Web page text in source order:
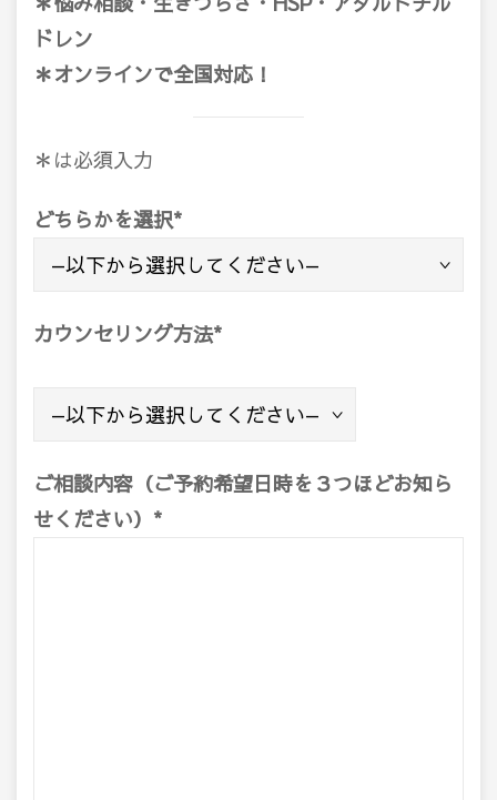
ドレン
＊オンラインで全国対応！
＊は必須入力
どちらかを選択*
カウンセリング方法*
ご相談内容（ご予約希望日時を３つほどお知ら
せください） *